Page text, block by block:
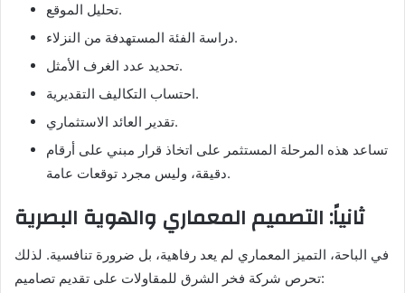
تحليل الموقع.
دراسة الفئة المستهدفة من النزلاء.
تحديد عدد الغرف الأمثل.
احتساب التكاليف التقديرية.
تقدير العائد الاستثماري.
تساعد هذه المرحلة المستثمر على اتخاذ قرار مبني على أرقام
دقيقة، وليس مجرد توقعات عامة.
ثانياً: التصميم المعماري والهوية البصرية
في الباحة، التميز المعماري لم يعد رفاهية، بل ضرورة تنافسية. لذلك
تحرص شركة فخر الشرق للمقاولات على تقديم تصاميم: